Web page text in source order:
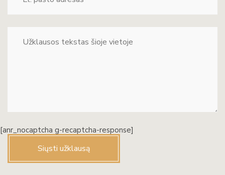
[anr_nocaptcha g-recaptcha-response]